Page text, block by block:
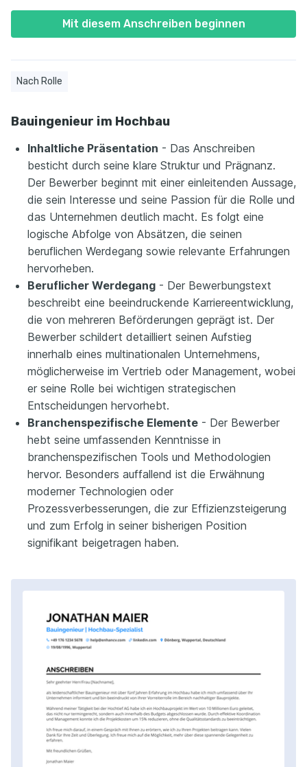
Mit diesem Anschreiben beginnen
Nach Rolle
Bauingenieur im Hochbau
Inhaltliche Präsentation - Das Anschreiben
besticht durch seine klare Struktur und Prägnanz.
Der Bewerber beginnt mit einer einleitenden Aussage,
die sein Interesse und seine Passion für die Rolle und
das Unternehmen deutlich macht. Es folgt eine
logische Abfolge von Absätzen, die seinen
beruflichen Werdegang sowie relevante Erfahrungen
hervorheben.
Beruflicher Werdegang - Der Bewerbungstext
beschreibt eine beeindruckende Karriereentwicklung,
die von mehreren Beförderungen geprägt ist. Der
Bewerber schildert detailliert seinen Aufstieg
innerhalb eines multinationalen Unternehmens,
möglicherweise im Vertrieb oder Management, wobei
er seine Rolle bei wichtigen strategischen
Entscheidungen hervorhebt.
Branchenspezifische Elemente - Der Bewerber
hebt seine umfassenden Kenntnisse in
branchenspezifischen Tools und Methodologien
hervor. Besonders auffallend ist die Erwähnung
moderner Technologien oder
Prozessverbesserungen, die zur Effizienzsteigerung
und zum Erfolg in seiner bisherigen Position
signifikant beigetragen haben.